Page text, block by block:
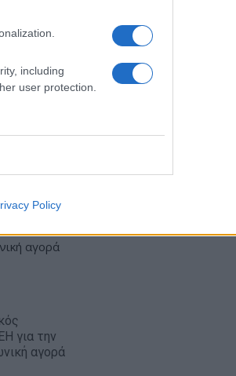
including
user protection.
Policy
για την
αγορά